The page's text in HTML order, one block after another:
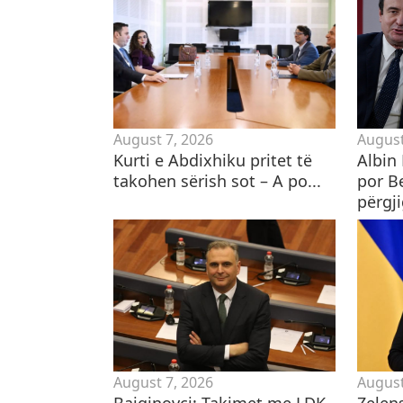
August 7, 2026
Kurti e Abdixhiku pritet të
takohen sërish sot – A po...
Albin
por
August 7, 2026